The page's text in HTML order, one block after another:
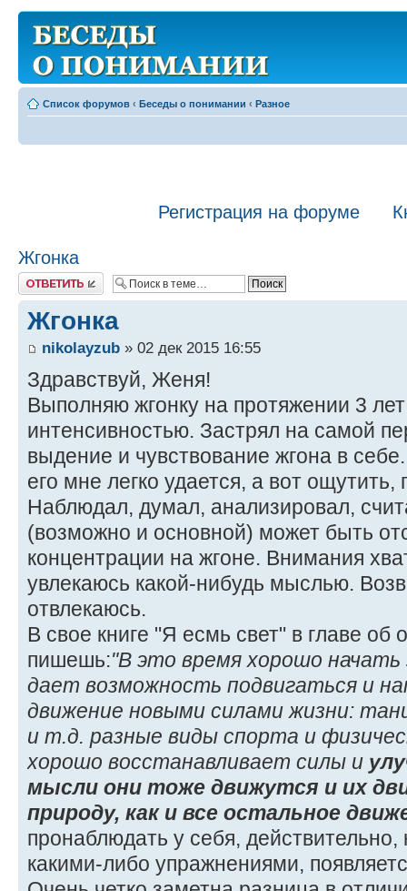
Список форумов ‹ Беседы о понимании ‹ Разное
Регистрация на форуме
Жгонка
Ответить
Жгонка
nikolayzub » 02 дек 2015 16:55
Здравствуй, Женя!
Выполняю жгонку на протяжении 3
интенсивностью. Застрял на самой
выдение и чувствование жгона в
его мне легко удается, а вот ощутить,
Наблюдал, думал, анализировал,
(возможно и основной) может быть
концентрации на жгоне. Внимания
увлекаюсь какой-нибудь мыслью.
отвлекаюсь.
В свое книге "Я есмь свет" в главе об
пишешь:"В это время хорошо
дает возможность подвигаться и
движение новыми силами жизни:
и т.д. разные виды спорта и
хорошо восстанавливает силы и
мысли они тоже движутся и их
природу, как и все остальное
пронаблюдать у себя, действительно,
какими-либо упражнениями,